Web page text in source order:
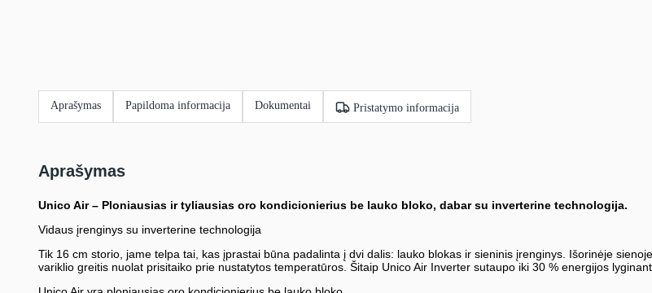
Aprašymas Papildoma informacija Dokumentai Pristatymo informacija
Aprašymas
Unico Air – Ploniausias ir tyliausias oro kondicionierius be lauko bloko, dabar su inverterine technologija.
Vidaus įrenginys su inverterine technologija
Tik 16 cm storio, jame telpa tai, kas įprastai būna padalinta į dvi dalis: lauko blokas ir sieninis įrenginys. Išorinėje
variklio greitis nuolat prisitaiko prie nustatytos temperatūros. Šitaip Unico Air Inverter sutaupo iki 30 % energijos